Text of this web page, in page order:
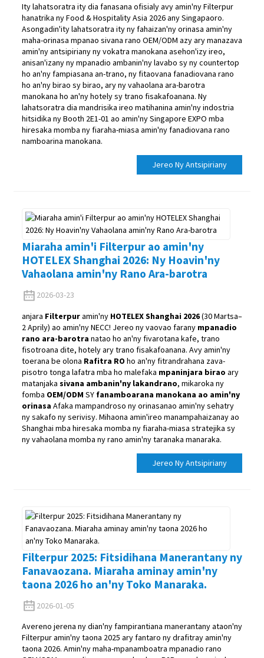
Ity lahatsoratra ity dia fanasana ofisialy avy amin'ny Filterpur
hanatrika ny Food & Hospitality Asia 2026 any Singapaoro.
Asongadin'ity lahatsoratra ity ny fahaizan'ny orinasa amin'ny
maha-orinasa mpanao sivana rano OEM/ODM azy ary manazava
amin'ny antsipiriany ny vokatra manokana asehon'izy ireo,
anisan'izany ny mpanadio ambanin'ny lavabo sy ny countertop
ho an'ny fampiasana an-trano, ny fitaovana fanadiovana rano
ho an'ny birao sy birao, ary ny vahaolana ara-barotra
manokana ho an'ny hotely sy trano fisakafoanana. Ny
lahatsoratra dia mandrisika ireo matihanina amin'ny indostria
hitsidika ny Booth 2E1-01 ao amin'ny Singapore EXPO mba
hiresaka momba ny fiaraha-miasa amin'ny fanadiovana rano
namboarina manokana.
Jereo Ny Antsipiriany
Miaraha amin'i Filterpur ao amin'ny
HOTELEX Shanghai 2026: Ny Hoavin'ny
Vahaolana amin'ny Rano Ara-barotra
2026-03-23
anjara Filterpuramin'ny HOTELEX Shanghai 2026(30 Martsa–
2 Aprily) ao amin'ny NECC! Jereo ny vaovao farany mpanadio
rano ara-barotra natao ho an'ny fivarotana kafe, trano
fisotroana dite, hotely ary trano fisakafoanana. Avy amin'ny
toerana be olona Rafitra RO ho an'ny fitrandrahana zava-
pisotro tonga lafatra mba ho malefaka mpaninjara birao ary
matanjaka sivana ambanin'ny lakandrano, mikaroka ny
fomba OEM/ODM SY fanamboarana manokana ao amin'ny
orinasa Afaka mampandroso ny orinasanao amin'ny sehatry
ny sakafo ny serivisy. Mihaona amin'ireo manampahaizanay ao
Shanghai mba hiresaka momba ny fiaraha-miasa stratejika sy
ny vahaolana momba ny rano amin'ny taranaka manaraka.
Jereo Ny Antsipiriany
Filterpur 2025: Fitsidihana Manerantany ny
Fanavaozana. Miaraha aminay amin'ny
taona 2026 ho an'ny Toko Manaraka.
2026-01-05
Avereno jerena ny dian'ny fampirantiana manerantany ataon'ny
Filterpur amin'ny taona 2025 ary fantaro ny drafitray amin'ny
taona 2026. Amin'ny maha-mpanamboatra mpanadio rano